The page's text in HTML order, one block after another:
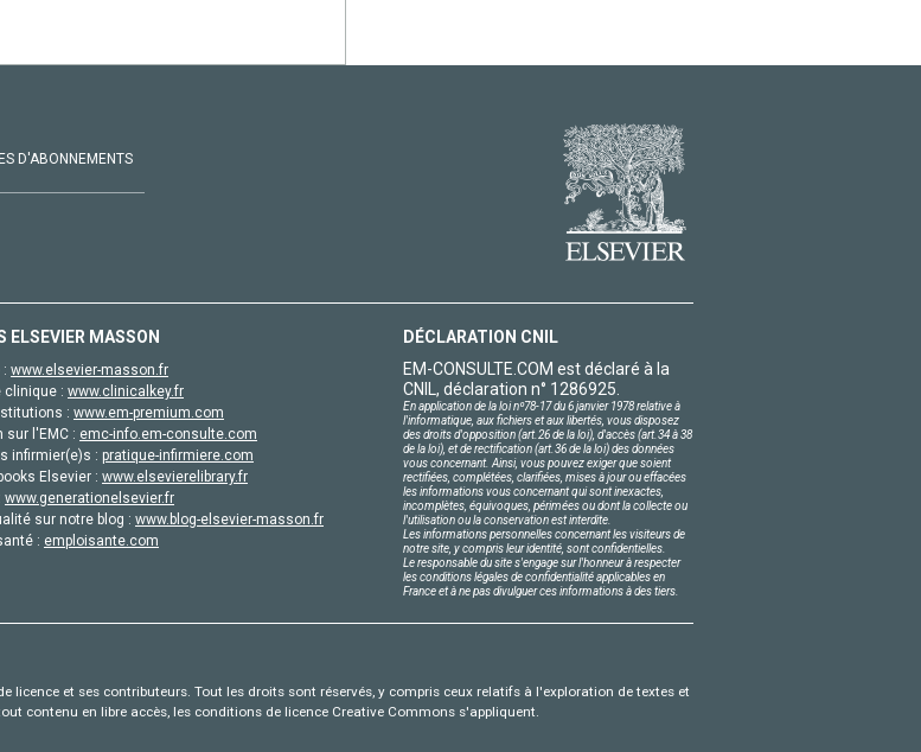
D'ABONNEMENTS
ELSEVIER MASSON
www.elsevier-masson.fr
clinique : www.clinicalkey.fr
: www.em-premium.com
l'EMC : emc-info.em-consulte.com
infirmier(e)s : pratique-infirmiere.com
Elsevier : www.elsevierelibrary.fr
www.generationelsevier.fr
sur notre blog : www.blog-elsevier-masson.fr
: emploisante.com
DÉCLARATION CNIL
EM-CONSULTE.COM est déclaré à la
CNIL, déclaration n° 1286925.
En application de la loi nº78-17 du 6 janvier 1978 relative à
l'informatique, aux fichiers et aux libertés, vous disposez
des droits d'opposition (art.26 de la loi), d'accès (art.34 à 38
de la loi), et de rectification (art.36 de la loi) des données
vous concernant. Ainsi, vous pouvez exiger que soient
rectifiées, complétées, clarifiées, mises à jour ou effacées
les informations vous concernant qui sont inexactes,
incomplètes, équivoques, périmées ou dont la collecte ou
l'utilisation ou la conservation est interdite.
Les informations personnelles concernant les visiteurs de
notre site, y compris leur identité, sont confidentielles.
Le responsable du site s'engage sur l'honneur à respecter
les conditions légales de confidentialité applicables en
France et à ne pas divulguer ces informations à des tiers.
licence et ses contributeurs. Tout les droits sont réservés, y compris ceux relatifs à l'exploration de textes et
contenu en libre accès, les conditions de licence Creative Commons s'appliquent.